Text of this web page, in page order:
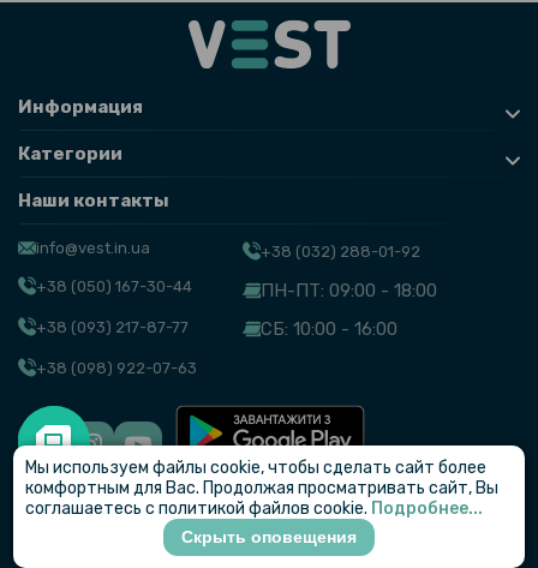
Информация
Категории
Наши контакты
info@vest.in.ua
+38 (050) 167-30-44
+38 (093) 217-87-77
+38 (098) 922-07-63
+38 (032) 288-01-92
ПН-ПТ: 09:00 - 18:00
СБ: 10:00 - 16:00
© VEST
Мы используем файлы cookie, чтобы сделать сайт более
комфортным для Вас. Продолжая просматривать сайт, Вы
соглашаетесь с политикой файлов cookie. Подробнее...
Скрыть оповещения